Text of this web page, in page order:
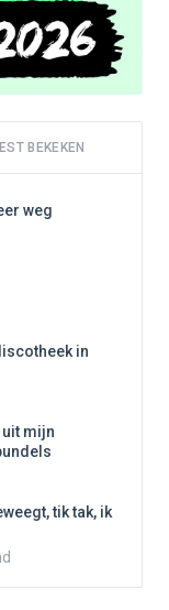
BEKEKEN
weg
in
uit mijn
tik tak, ik